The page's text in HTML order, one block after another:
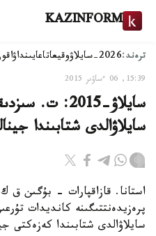
KAZINFORM
ترەند:2026-سايلاۋ وقيعاتاعايىنداۋ
15:39, 06 ءساۋىر 2015
سايلاۋ-2015:
سايلاۋالدى شتابىندا
استانا. قازاقپارات - بۇگىن
پرەزيدەنتتىگىنە كانديدات
سايلاۋالدى شتابىندا كەزەكتى